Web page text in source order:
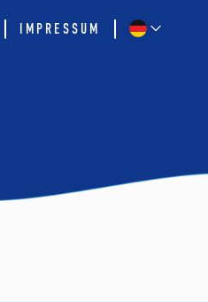
IMPRESSUM